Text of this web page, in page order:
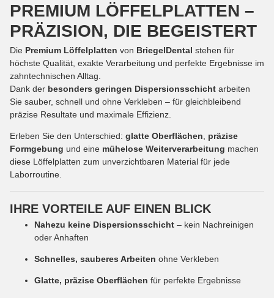
PREMIUM LÖFFELPLATTEN –
PRÄZISION, DIE BEGEISTERT
Die Premium Löffelplatten von BriegelDental stehen für
höchste Qualität, exakte Verarbeitung und perfekte Ergebnisse im
zahntechnischen Alltag.
Dank der besonders geringen Dispersionsschicht arbeiten
Sie sauber, schnell und ohne Verkleben – für gleichbleibend
präzise Resultate und maximale Effizienz.
Erleben Sie den Unterschied: glatte Oberflächen
präzise
Formgebung und eine mühelose Weiterverarbeitung machen
diese Löffelplatten zum unverzichtbaren Material für jede
Laborroutine.
IHRE VORTEILE AUF EINEN BLICK
Nahezu keine Dispersionsschicht – kein Nachreinigen
oder Anhaften
Schnelles, sauberes Arbeiten ohne Verkleben
Glatte, präzise Oberflächen für perfekte Ergebnisse